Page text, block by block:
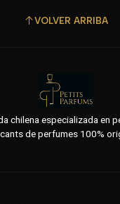
VOLVER ARRIBA
chilena especializada en
de perfumes 100%